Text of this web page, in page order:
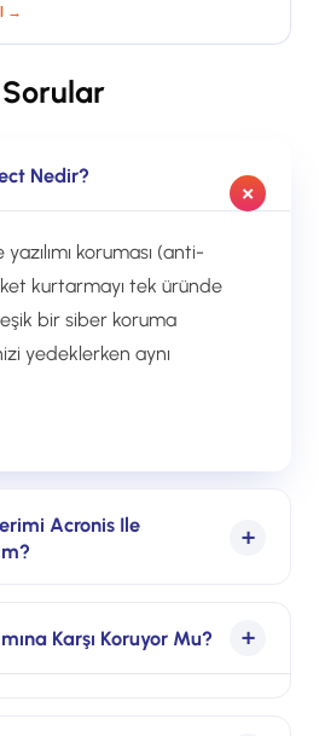
→
Sorular
Nedir?
koruması (anti-
kurtarmayı tek üründe
bir siber koruma
yedeklerken aynı
Acronis Ile
sorumluluk”
Karşı Koruyor Mu?